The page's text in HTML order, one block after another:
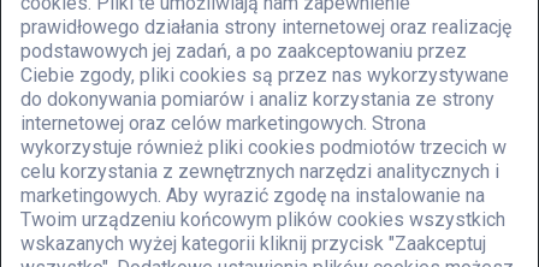
prawidłowego działania strony internetowej oraz realizację
podstawowych jej zadań, a po zaakceptowaniu przez
Ciebie zgody, pliki cookies są przez nas wykorzystywane
do dokonywania pomiarów i analiz korzystania ze strony
internetowej oraz celów marketingowych. Strona
wykorzystuje również pliki cookies podmiotów trzecich w
celu korzystania z zewnętrznych narzędzi analitycznych i
marketingowych. Aby wyrazić zgodę na instalowanie na
Twoim urządzeniu końcowym plików cookies wszystkich
wskazanych wyżej kategorii kliknij przycisk "Zaakceptuj
Zakres dostawy:
Walizka CRI/CRIN Set 2 (mierzenie i kalibrowanie)
Walizka CRI/CRIN Set 3 (asortyment akcesoriów
pomiarowych)
Walizka z kluczem dynamometrycznym i zawartością dla
CRI specj.
Urządzenie sterujące CRR120 (wysterowanie pneumatyki),
podręcznik